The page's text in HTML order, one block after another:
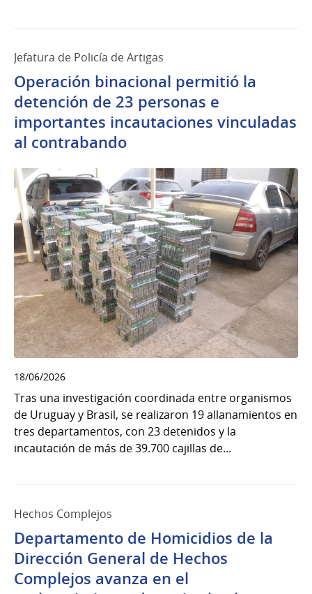
Jefatura de Policía de Artigas
Operación binacional permitió la
detención de 23 personas e
importantes incautaciones vinculadas
al contrabando
18/06/2026
Tras una investigación coordinada entre organismos
de Uruguay y Brasil, se realizaron 19 allanamientos en
tres departamentos, con 23 detenidos y la
incautación de más de 39.700 cajillas de...
Hechos Complejos
Departamento de Homicidios de la
Dirección General de Hechos
Complejos avanza en el